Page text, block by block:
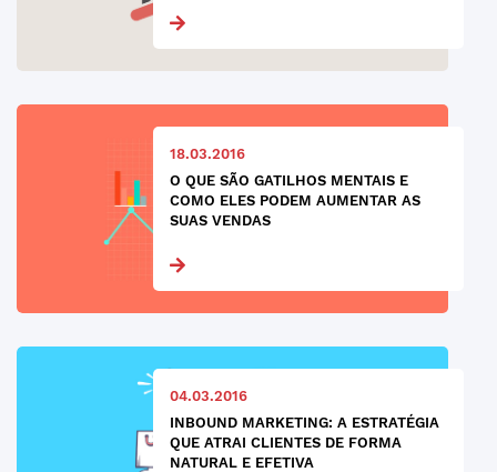
18.03.2016
O QUE SÃO GATILHOS MENTAIS E
COMO ELES PODEM AUMENTAR AS
SUAS VENDAS
04.03.2016
INBOUND MARKETING: A ESTRATÉGIA
QUE ATRAI CLIENTES DE FORMA
NATURAL E EFETIVA